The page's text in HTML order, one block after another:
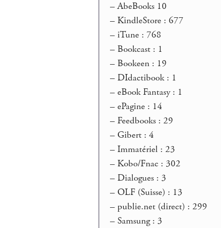
–AbeBooks 10
– KindleStore : 677
– iTune : 768
– Bookcast : 1
– Bookeen : 19
– DIdactibook : 1
– eBook Fantasy : 1
– ePagine : 14
– Feedbooks : 29
– Gibert : 4
– Immatériel : 23
– Kobo/Fnac : 302
– Dialogues : 3
– OLF (Suisse) : 13
– publie.net (direct) : 299
– Samsung : 3